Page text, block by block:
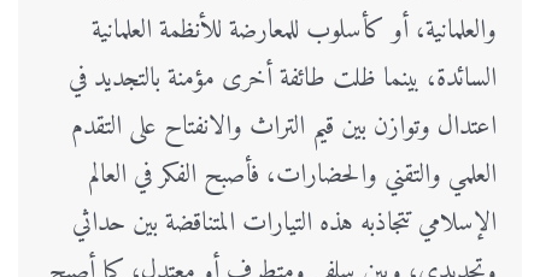
والعلمانية، أو كأسلوب للمعارضة للأنظمة العلمانية
السائدة، بينما ظلت طائفة أخرى مؤمنة بالتجديد في
اعتدال وتوازن بين قيم التراث والانفتاح على التقدم
العلمي والتقني والحضارات، فأصبح الفكر في العالم
الإسلامي تتجاذبه هذه التيارات المتناقضة بين حداثي